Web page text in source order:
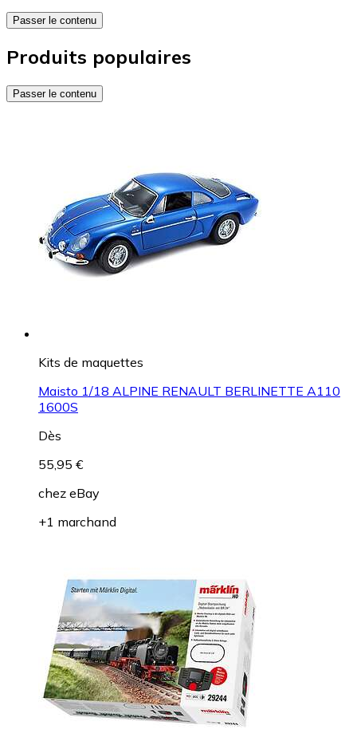
Passer le contenu
Produits populaires
Passer le contenu
Kits de maquettes
Maisto 1/18 ALPINE RENAULT BERLINETTE A110
1600S
Dès
55,95 €
chez eBay
+1 marchand